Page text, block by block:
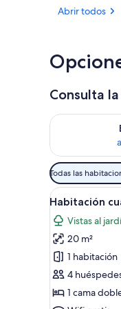
Abrir todos
Consulta
Consulta la
Filtros
disponibles
para
las
habitaciones
Todas las
Abrir
todas
las
fotos
de
Habitación
cuádruple
estándar
7
Habitación
Vistas al
20 m²
1 habitación
4
1 cama